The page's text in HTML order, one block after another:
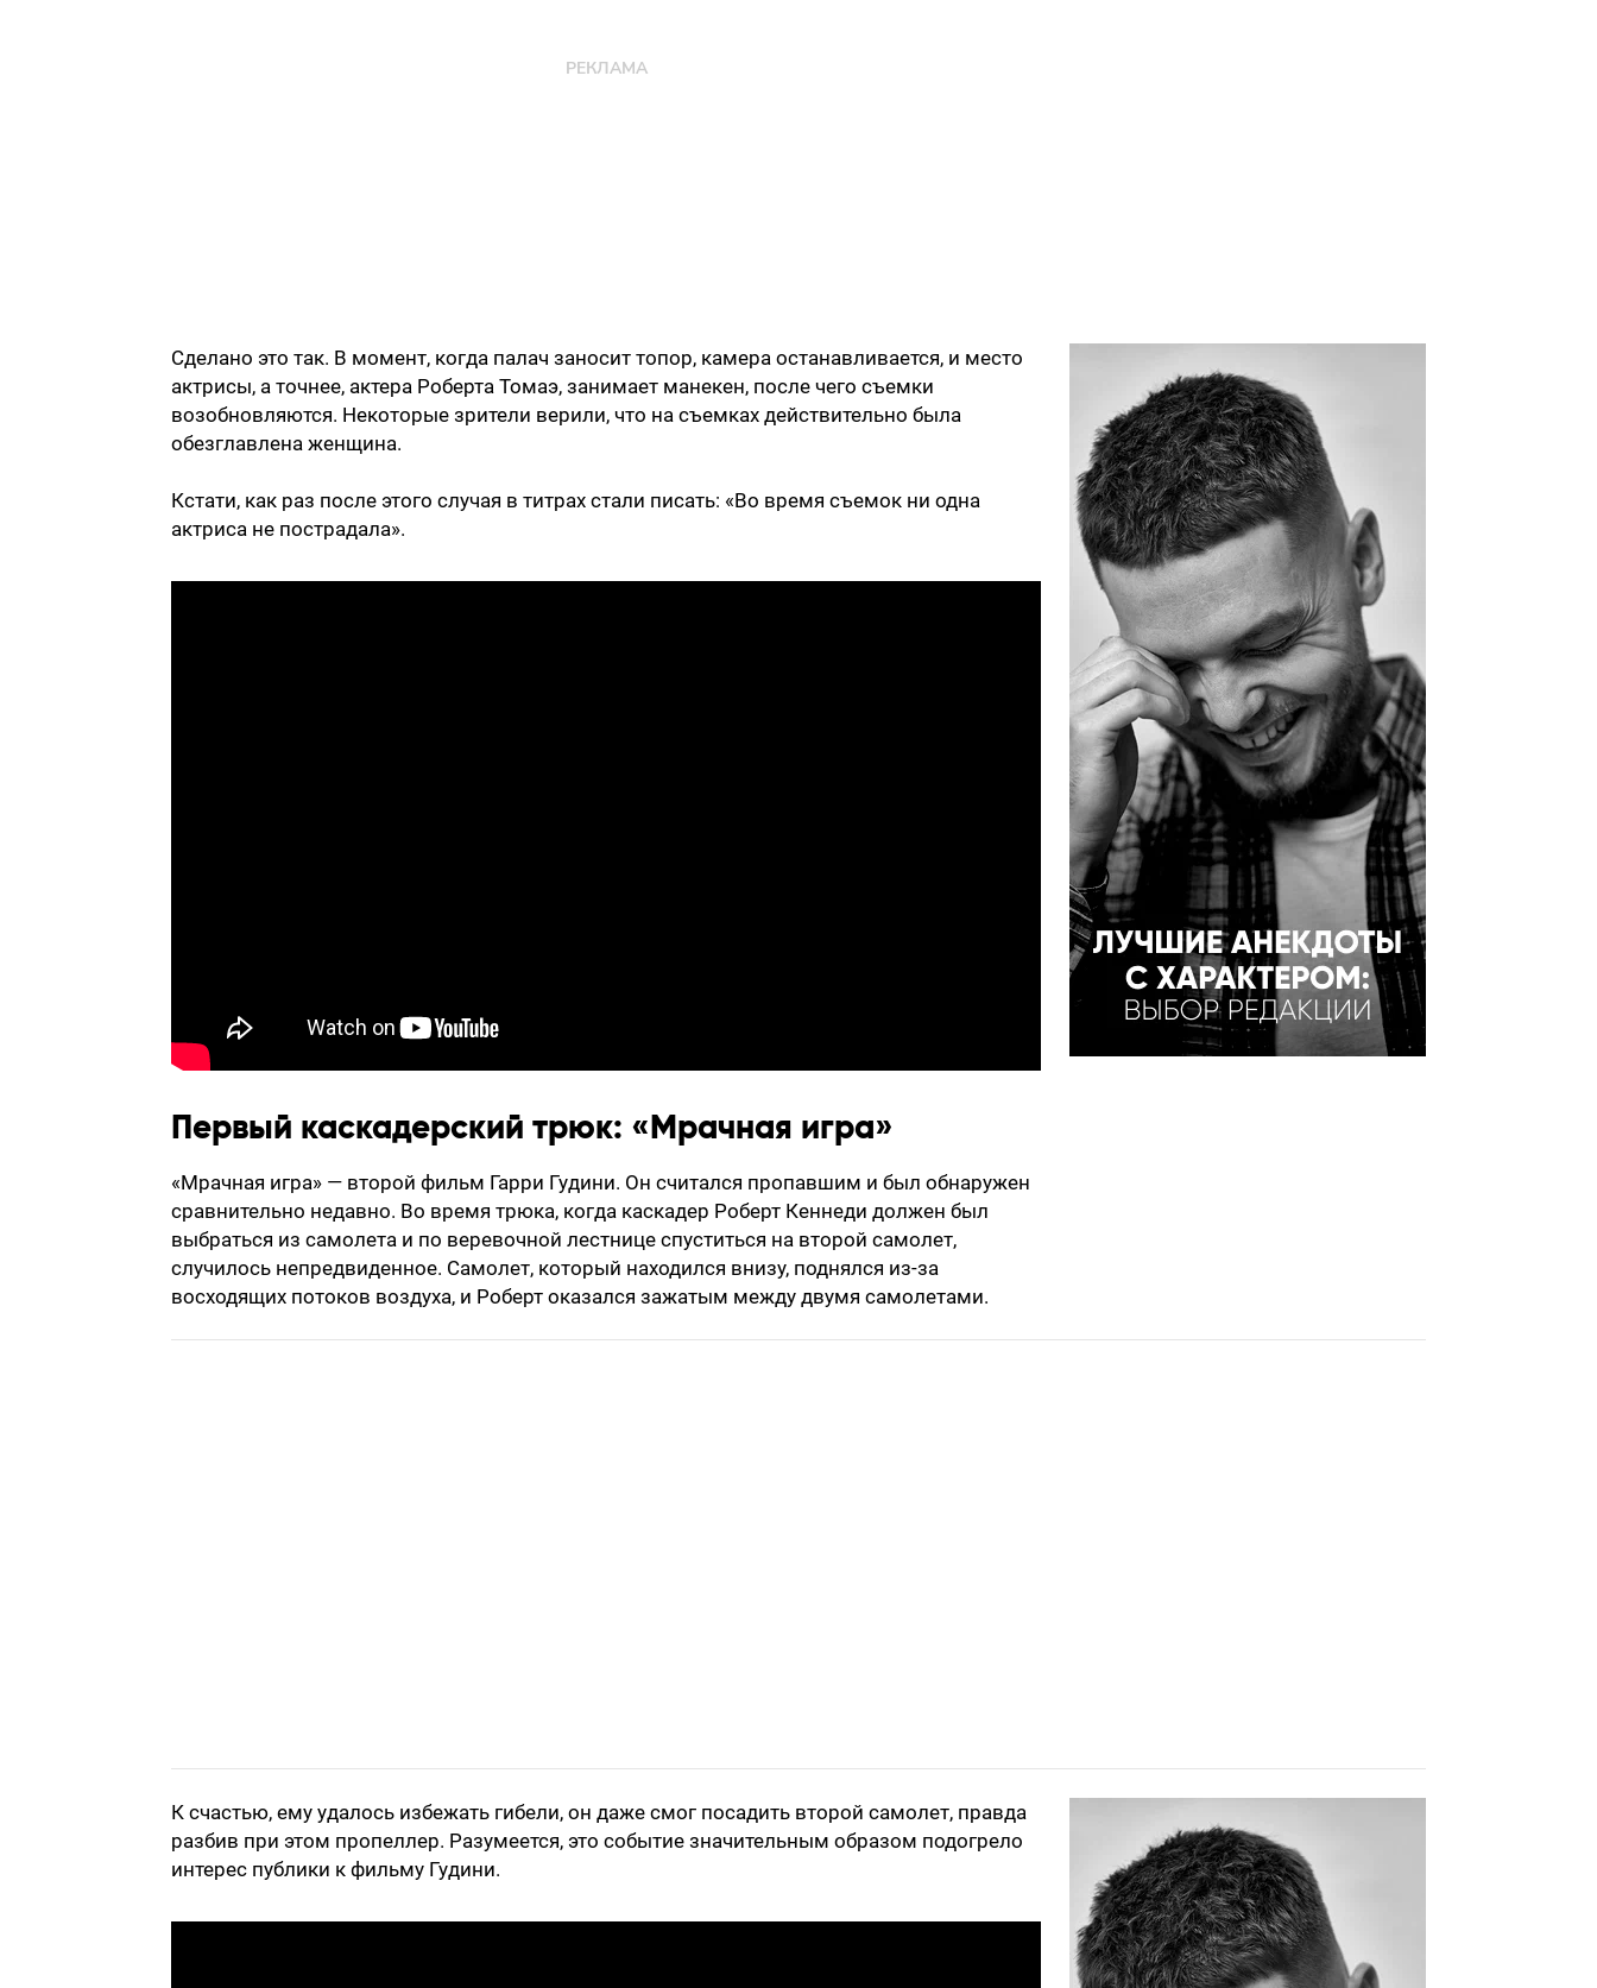
Сделано это так. В момент, когда палач заносит топор, камера останавливается, и место
актрисы, а точнее, актера Роберта Томаэ, занимает манекен, после чего съемки
возобновляются. Некоторые зрители верили, что на съемках действительно была
обезглавлена женщина.
Кстати, как раз после этого случая в титрах стали писать: «Во время съемок ни одна
актриса не пострадала».
Первый каскадерский трюк: «Мрачная игра»
«Мрачная игра» — второй фильм Гарри Гудини. Он считался пропавшим и был обнаружен
сравнительно недавно. Во время трюка, когда каскадер Роберт Кеннеди должен был
выбраться из самолета и по веревочной лестнице спуститься на второй самолет,
случилось непредвиденное. Самолет, который находился внизу, поднялся из-за
восходящих потоков воздуха, и Роберт оказался зажатым между двумя самолетами.
К счастью, ему удалось избежать гибели, он даже смог посадить второй самолет, правда
разбив при этом пропеллер. Разумеется, это событие значительным образом подогрело
интерес публики к фильму Гудини.